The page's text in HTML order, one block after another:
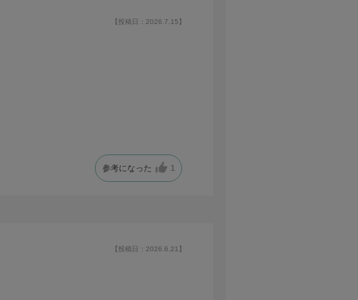
【投稿日：2026.7.15】
参考になった 1
【投稿日：2026.6.21】